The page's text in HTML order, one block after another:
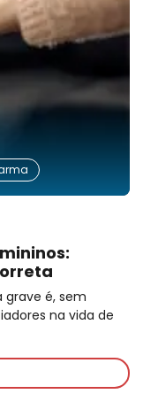
é, sem
na vida de